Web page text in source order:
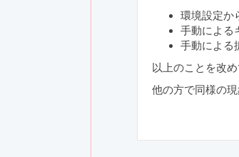
環境設定か
手動による
手動による
以上のことを改
他の方で同様の